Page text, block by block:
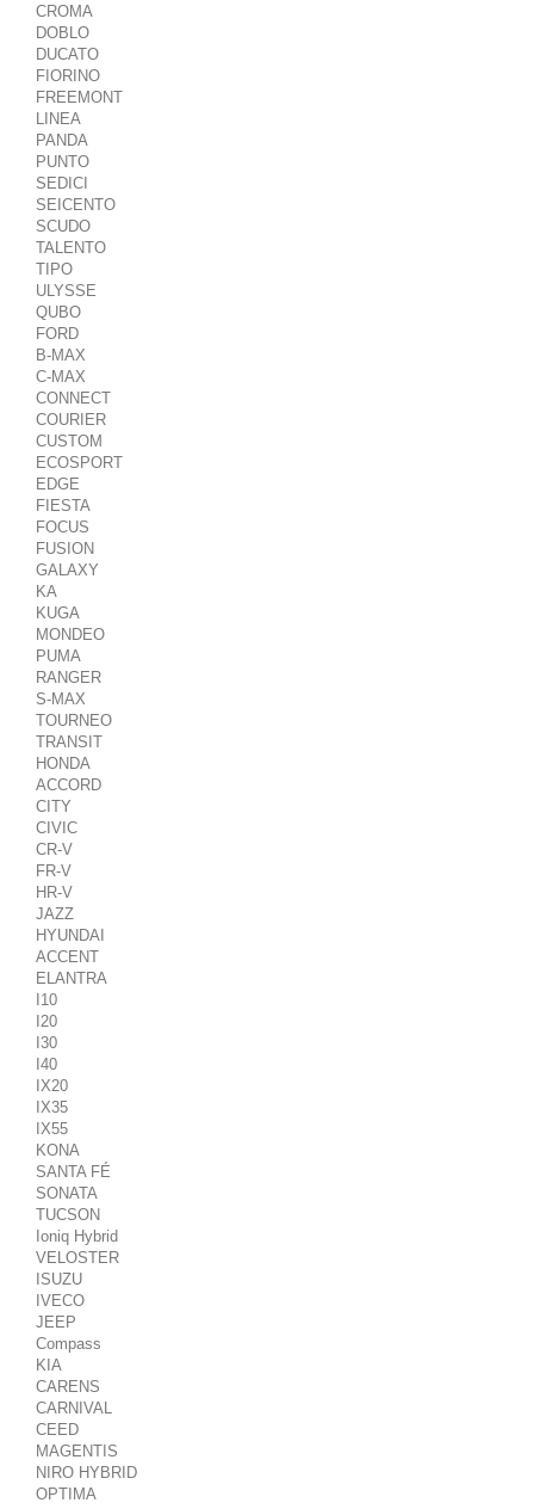
CROMA
DOBLO
DUCATO
FIORINO
FREEMONT
LINEA
PANDA
PUNTO
SEDICI
SEICENTO
SCUDO
TALENTO
TIPO
ULYSSE
QUBO
FORD
B-MAX
C-MAX
CONNECT
COURIER
CUSTOM
ECOSPORT
EDGE
FIESTA
FOCUS
FUSION
GALAXY
KA
KUGA
MONDEO
PUMA
RANGER
S-MAX
TOURNEO
TRANSIT
HONDA
ACCORD
CITY
CIVIC
CR-V
FR-V
HR-V
JAZZ
HYUNDAI
ACCENT
ELANTRA
I10
I20
I30
I40
IX20
IX35
IX55
KONA
SANTA FÉ
SONATA
TUCSON
Ioniq Hybrid
VELOSTER
ISUZU
IVECO
JEEP
Compass
KIA
CARENS
CARNIVAL
CEED
MAGENTIS
NIRO HYBRID
OPTIMA